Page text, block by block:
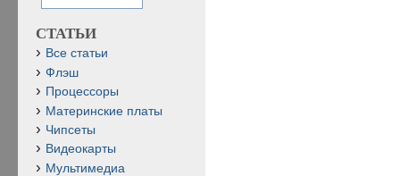
СТАТЬИ
Все статьи
Флэш
Процессоры
Материнские платы
Чипсеты
Видеокарты
Мультимедиа